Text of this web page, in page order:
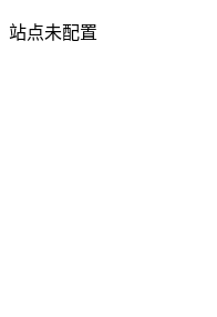
站点未配置